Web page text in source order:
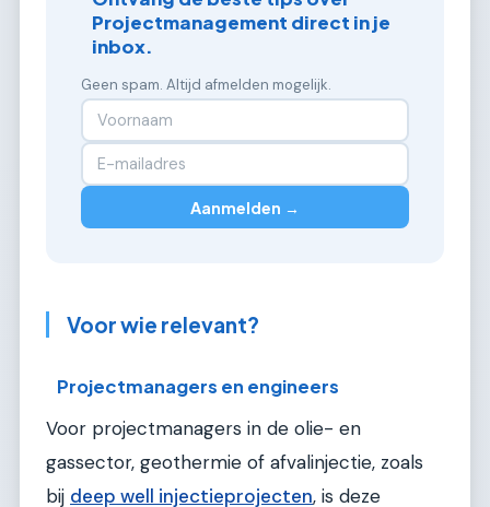
Projectmanagement direct in je
inbox.
Geen spam. Altijd afmelden mogelijk.
Aanmelden →
Voor wie relevant?
Projectmanagers en engineers
Voor projectmanagers in de olie- en
gassector, geothermie of afvalinjectie, zoals
bij deep well injectieprojecten, is deze